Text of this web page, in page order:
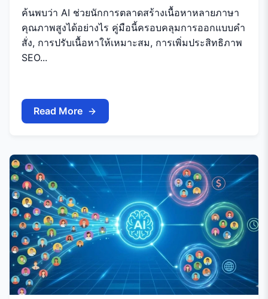
ค้นพบว่า AI ช่วยนักการตลาดสร้างเนื้อหาหลายภาษา
คุณภาพสูงได้อย่างไร คู่มือนี้ครอบคลุมการออกแบบคำ
สั่ง, การปรับเนื้อหาให้เหมาะสม, การเพิ่มประสิทธิภาพ
SEO...
Read More